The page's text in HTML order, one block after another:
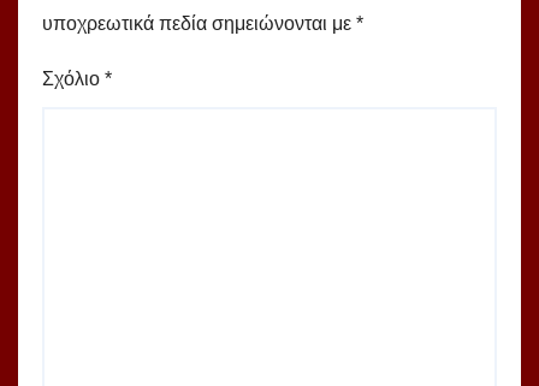
υποχρεωτικά πεδία σημειώνονται με *
Σχόλιο *